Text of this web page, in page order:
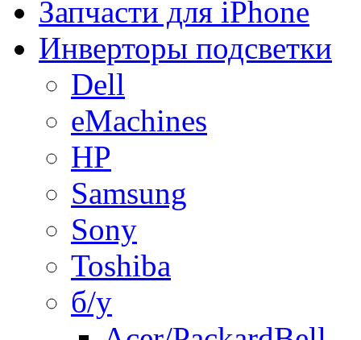
Запчасти для iPhone
Инверторы подсветки
Dell
eMachines
HP
Samsung
Sony
Toshiba
б/у